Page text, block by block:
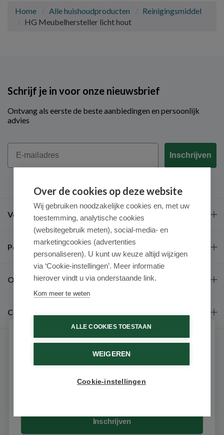
Home Alle huishoudproducten
Reinigingsmiddel
HG Meubelhersteller licht hout
Schrijf je in voor onze nieuwsbrief
Ontvang als eerste de beste aanbiedingen en persoonlijk
advies
Email
Inschrijven
Veel gestelde vragen
Populaire merken
Over ons
Contact
9.6 / 10 (531 beoordelingen)
Over de cookies op deze website
Wij gebruiken noodzakelijke cookies en, met uw
toestemming, analytische cookies
(websitegebruik meten), social-media- en
marketingcookies (advertenties
personaliseren). U kunt uw keuze altijd wijzigen
via ‘Cookie-instellingen’. Meer informatie
hierover vindt u via onderstaande link.
Kom meer te weten
ALLE COOKIES TOESTAAN
WEIGEREN
Cookie-instellingen
Schrijf je in voor onze nieuwsbrief
Ontvang als eerste de beste aanbiedingen en persoonlijk
advies
Inschrijven